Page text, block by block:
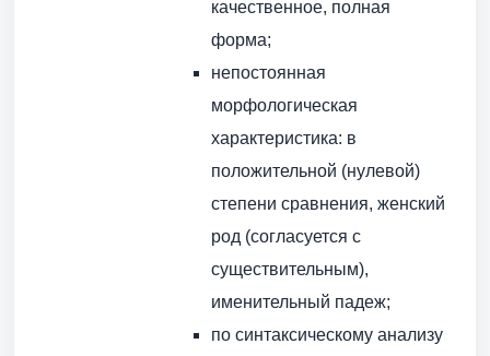
качественное, полная
форма;
непостоянная
морфологическая
характеристика: в
положительной (нулевой)
степени сравнения, женский
род (согласуется с
существительным),
именительный падеж;
по синтаксическому анализу